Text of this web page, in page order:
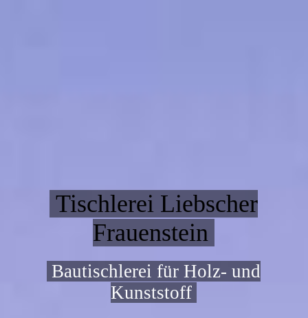
Tischlerei Liebscher
Frauenstein
Bautischlerei für Holz- und
Kunststoff